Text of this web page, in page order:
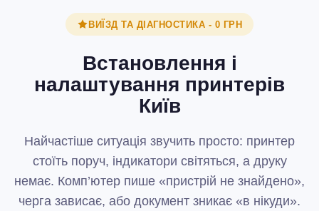
ВИЇЗД ТА ДІАГНОСТИКА - 0 ГРН
Встановлення і
налаштування принтерів
Київ
Найчастіше ситуація звучить просто: принтер
стоїть поруч, індикатори світяться, а друку
немає. Комп’ютер пише «пристрій не знайдено»,
черга зависає, або документ зникає «в нікуди».